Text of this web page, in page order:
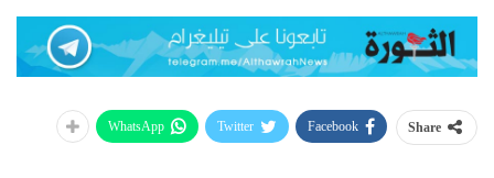
Share
Facebook
Twitter
WhatsApp